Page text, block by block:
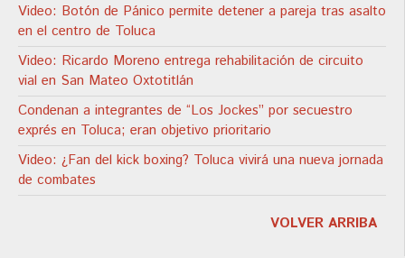
Video: Botón de Pánico permite detener a pareja tras asalto
en el centro de Toluca
Video: Ricardo Moreno entrega rehabilitación de circuito
vial en San Mateo Oxtotitlán
Condenan a integrantes de “Los Jockes” por secuestro
exprés en Toluca; eran objetivo prioritario
Video: ¿Fan del kick boxing? Toluca vivirá una nueva jornada
de combates
VOLVER ARRIBA